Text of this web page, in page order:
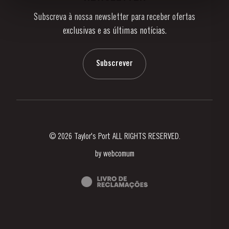
Notícias e Eventos
Subscreva à nossa newsletter para receber ofertas
exclusivas e as últimas notícias.
Subscrever
© 2026 Taylor's Port ALL RIGHTS RESERVED.
by webcomum